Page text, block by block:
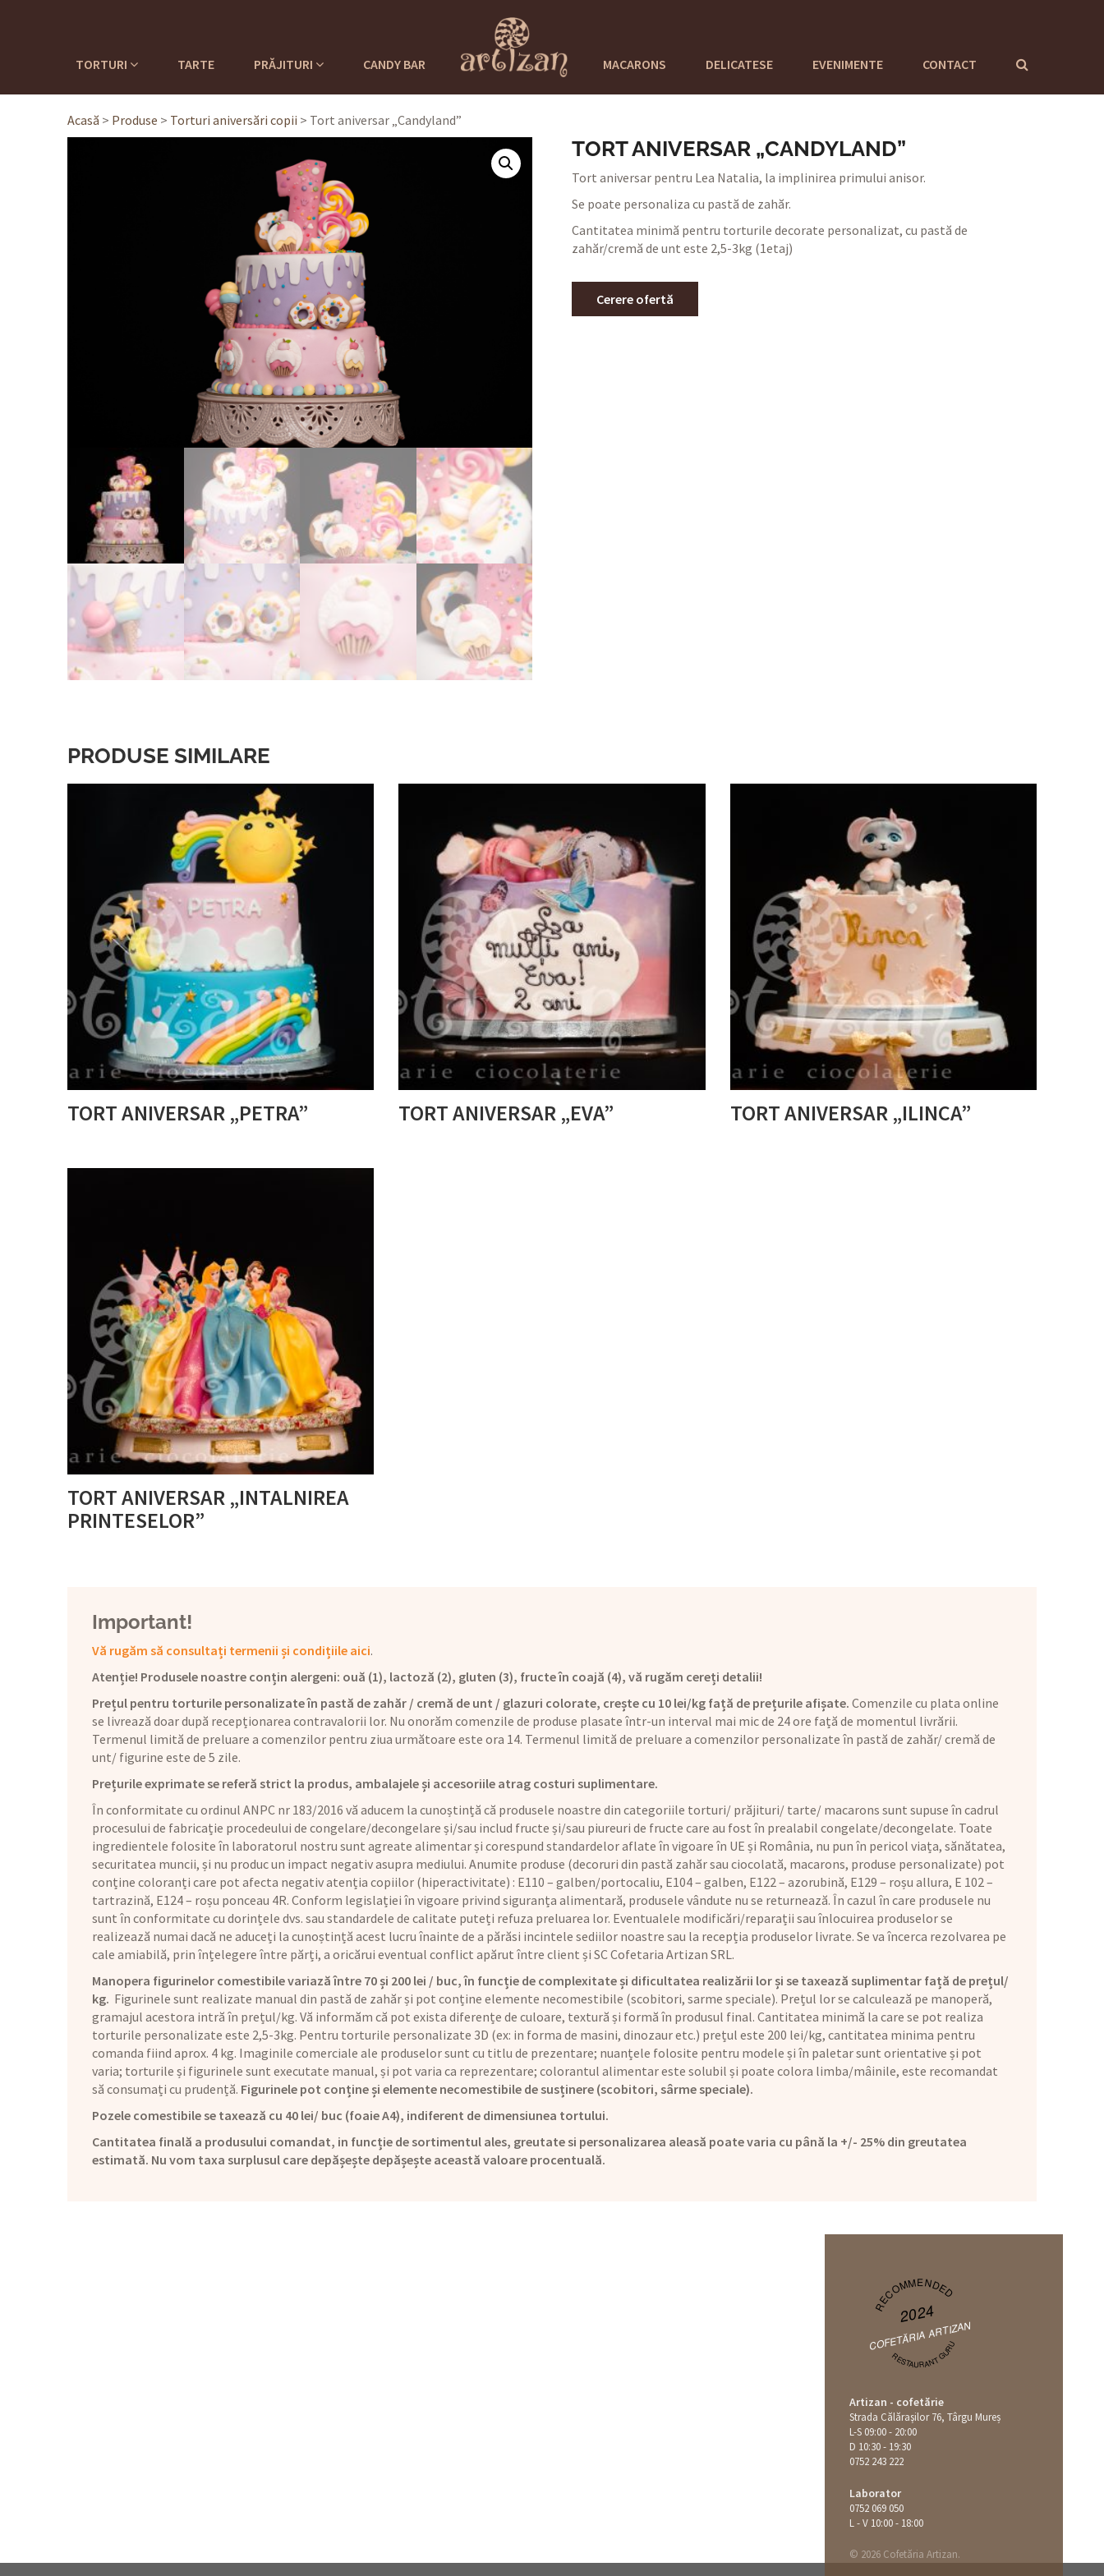
TORTURI TARTE PRĂJITURI CANDY BAR MACARONS DELICATESE EVENIMENTE CONTACT
Acasă > Produse > Torturi aniversări copii > Tort aniversar „Candyland”
TORT ANIVERSAR „CANDYLAND”
Tort aniversar pentru Lea Natalia, la implinirea primului anisor.
Se poate personaliza cu pastă de zahăr.
Cantitatea minimă pentru torturile decorate personalizat, cu pastă de
zahăr/cremă de unt este 2,5-3kg (1etaj)
Cerere ofertă
PRODUSE SIMILARE
TORT ANIVERSAR „PETRA” TORT ANIVERSAR „EVA” TORT ANIVERSAR „ILINCA”
TORT ANIVERSAR „INTALNIREA
PRINTESELOR”
Important!
Vă rugăm să consultați termenii și condițiile aici.
Atenție! Produsele noastre conțin alergeni: ouă (1), lactoză (2), gluten (3), fructe în coajă (4), vă rugăm cereți detalii!
Prețul pentru torturile personalizate în pastă de zahăr / cremă de unt / glazuri colorate, crește cu 10 lei/kg față de prețurile afișate. Comenzile cu plata online
se livrează doar după recepționarea contravalorii lor. Nu onorăm comenzile de produse plasate într-un interval mai mic de 24 ore față de momentul livrării.
Termenul limită de preluare a comenzilor pentru ziua următoare este ora 14. Termenul limită de preluare a comenzilor personalizate în pastă de zahăr/ cremă de
unt/ figurine este de 5 zile.
Prețurile exprimate se referă strict la produs, ambalajele și accesoriile atrag costuri suplimentare.
În conformitate cu ordinul ANPC nr 183/2016 vă aducem la cunoștință că produsele noastre din categoriile torturi/ prăjituri/ tarte/ macarons sunt supuse în cadrul
procesului de fabricație procedeului de congelare/decongelare și/sau includ fructe și/sau piureuri de fructe care au fost în prealabil congelate/decongelate. Toate
ingredientele folosite în laboratorul nostru sunt agreate alimentar și corespund standardelor aflate în vigoare în UE și România, nu pun în pericol viața, sănătatea,
securitatea muncii, și nu produc un impact negativ asupra mediului. Anumite produse (decoruri din pastă zahăr sau ciocolată, macarons, produse personalizate) pot
conține coloranți care pot afecta negativ atenția copiilor (hiperactivitate) : E110 – galben/portocaliu, E104 – galben, E122 – azorubină, E129 – roșu allura, E 102 –
tartrazină, E124 – roșu ponceau 4R. Conform legislației în vigoare privind siguranța alimentară, produsele vândute nu se returnează. În cazul în care produsele nu
sunt în conformitate cu dorințele dvs. sau standardele de calitate puteți refuza preluarea lor. Eventualele modificări/reparații sau înlocuirea produselor se
realizează numai dacă ne aduceți la cunoștință acest lucru înainte de a părăsi incintele sediilor noastre sau la recepția produselor livrate. Se va încerca rezolvarea pe
cale amiabilă, prin înțelegere între părți, a oricărui eventual conflict apărut între client și SC Cofetaria Artizan SRL.
Manopera figurinelor comestibile variază între 70 și 200 lei / buc, în funcție de complexitate și dificultatea realizării lor și se taxează suplimentar față de prețul/
kg. Figurinele sunt realizate manual din pastă de zahăr și pot conține elemente necomestibile (scobitori, sarme speciale). Prețul lor se calculează pe manoperă,
gramajul acestora intră în prețul/kg. Vă informăm că pot exista diferențe de culoare, textură și formă în produsul final. Cantitatea minimă la care se pot realiza
torturile personalizate este 2,5-3kg. Pentru torturile personalizate 3D (ex: in forma de masini, dinozaur etc.) prețul este 200 lei/kg, cantitatea minima pentru
comanda fiind aprox. 4 kg. Imaginile comerciale ale produselor sunt cu titlu de prezentare; nuanțele folosite pentru modele și în paletar sunt orientative și pot
varia; torturile și figurinele sunt executate manual, și pot varia ca reprezentare; colorantul alimentar este solubil și poate colora limba/mâinile, este recomandat
să consumați cu prudență. Figurinele pot conține și elemente necomestibile de susținere (scobitori, sârme speciale).
Pozele comestibile se taxează cu 40 lei/ buc (foaie A4), indiferent de dimensiunea tortului.
Cantitatea finală a produsului comandat, in funcție de sortimentul ales, greutate si personalizarea aleasă poate varia cu până la +/- 25% din greutatea
estimată. Nu vom taxa surplusul care depășește depășește această valoare procentuală.
RECOMMENDED
2024
COFETĂRIA ARTIZAN
RESTAURANT GURU
Artizan - cofetărie
Strada Călăraşilor 76, Târgu Mureș
L-S 09:00 - 20:00
D 10:30 - 19:30
0752 243 222
Laborator
0752 069 050
L - V 10:00 - 18:00
© 2026 Cofetăria Artizan.